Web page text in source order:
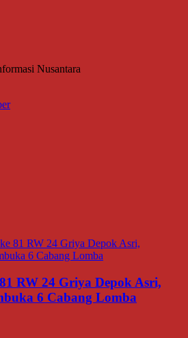
Nusantara
RW 24 Griya Depok Asri,
6 Cabang Lomba